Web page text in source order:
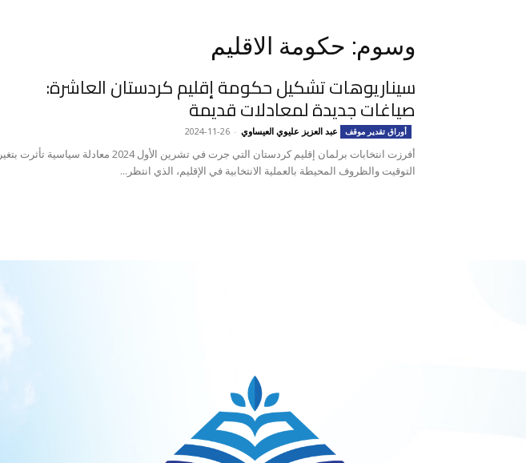
وسوم: حكومة الاقليم
سيناريوهات تشكيل حكومة إقليم كردستان العاشرة:
صياغات جديدة لمعادلات قديمة
أوراق تقدير موقف عبد العزيز عليوي العيساوي -
2024-11-26
أفرزت انتخابات برلمان إقليم كردستان التي جرت في تشرين الأول 2024 معادلة سياسية تأثرت بتغير
التوقيت والظروف المحيطة بالعملية الانتخابية في الإقليم، الذي انتظر...